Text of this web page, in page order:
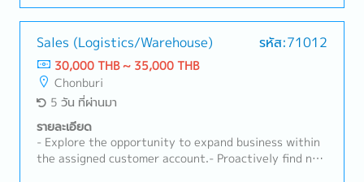
内容】・営業組織の数字管理およびチームマネジメン
ト・拡販に向けた戦略や戦術の立案・顧客訪問、リレー
ションシップの構築および維持・新規顧客の開拓および
既存顧客のフォローアップ・タイ法人の経営陣への報告
および解決に向けての議論・必要に応じた本社へのレポ
ート作成
Sales (Logistics/Warehouse) รหัส:71012
30,000 THB ~ 35,000 THB
Chonburi
5 วัน ที่ผ่านมา
รายละเอียด
- Explore the opportunity to expand business within
the assigned customer account.- Proactively find new